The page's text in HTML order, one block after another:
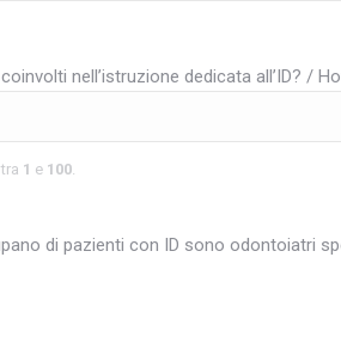
nell’istruzione dedicata all’ID? /
1 e 100.
di pazienti con ID sono odontoiatri